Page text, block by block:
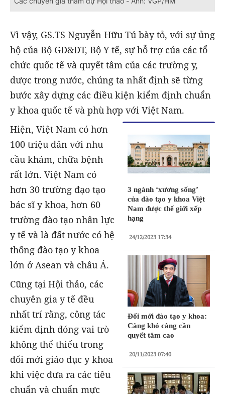
Vì vậy, GS.TS Nguyễn Hữu Tú bày tỏ, với sự ủng
hộ của Bộ GD&ĐT, Bộ Y tế, sự hỗ trợ của các tổ
chức quốc tế và quyết tâm của các trường y,
dược trong nước, chúng ta nhất định sẽ từng
bước xây dựng các điều kiện kiểm định chuẩn
y khoa quốc tế và phù hợp với Việt Nam.
3 ngành ‘xương sống’
của đào tạo y khoa Việt
Nam được thế giới xếp
hạng
24/12/2023 17:34
Đổi mới đào tạo y khoa:
Càng khó càng cần
quyết tâm cao
20/11/2023 07:40
Hiện, Việt Nam có hơn
100 triệu dân với nhu
cầu khám, chữa bệnh
rất lớn. Việt Nam có
hơn 30 trường đạo tạo
bác sĩ y khoa, hơn 60
trường đào tạo nhân lực
y tế và là đất nước có hệ
thống đào tạo y khoa
lớn ở Asean và châu Á.
Cũng tại Hội thảo, các
chuyên gia y tế đều
nhất trí rằng, công tác
kiểm định đóng vai trò
không thể thiếu trong
đổi mới giáo dục y khoa
khi việc đưa ra các tiêu
chuẩn và chuẩn mực